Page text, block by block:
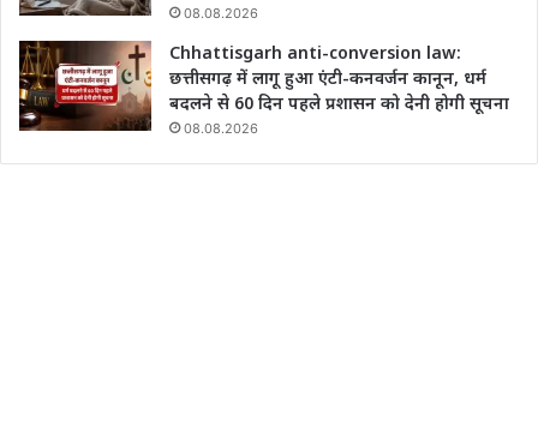
08.08.2026
Chhattisgarh anti-conversion law:
छत्तीसगढ़ में लागू हुआ एंटी-कनवर्जन कानून, धर्म
बदलने से 60 दिन पहले प्रशासन को देनी होगी सूचना
08.08.2026